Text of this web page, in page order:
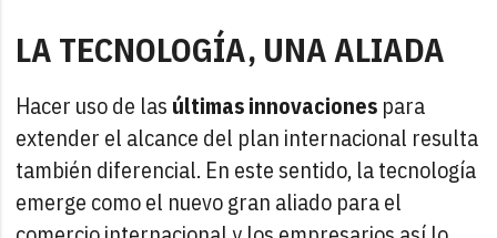
LA TECNOLOGÍA, UNA ALIADA
Hacer uso de las últimas innovaciones para
extender el alcance del plan internacional resulta
también diferencial. En este sentido, la tecnología
emerge como el nuevo gran aliado para el